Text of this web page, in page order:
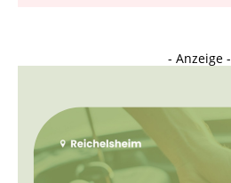
- Anzeige -